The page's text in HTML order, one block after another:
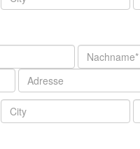
Nachname
Adresse
City